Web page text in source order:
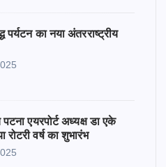
पर्यटन का नया अंतरराष्ट्रीय
पटना एयरपोर्ट अध्यक्ष डा एके
रोटरी वर्ष का शुभारंभ